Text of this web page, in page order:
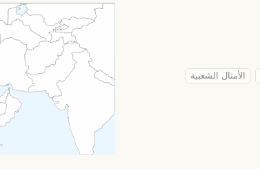
الأمثال الشعبية